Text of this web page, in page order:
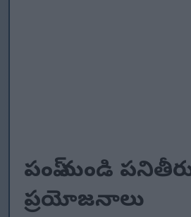
పంప్ నుండి
ప్రయోజనాలు